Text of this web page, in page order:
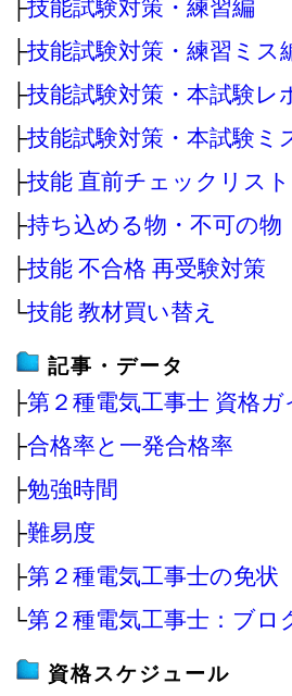
├技能試験対策・練習編
├技能試験対策・練習ミス
├技能試験対策・本試験レ
├技能試験対策・本試験ミ
├技能 直前チェックリスト
├持ち込める物・不可の物
├技能 不合格 再受験対策
└技能 教材買い替え
記事・データ
├第２種電気工事士 資格ガ
├合格率と一発合格率
├勉強時間
├難易度
├第２種電気工事士の免状
└第２種電気工事士：ブロ
資格スケジュール